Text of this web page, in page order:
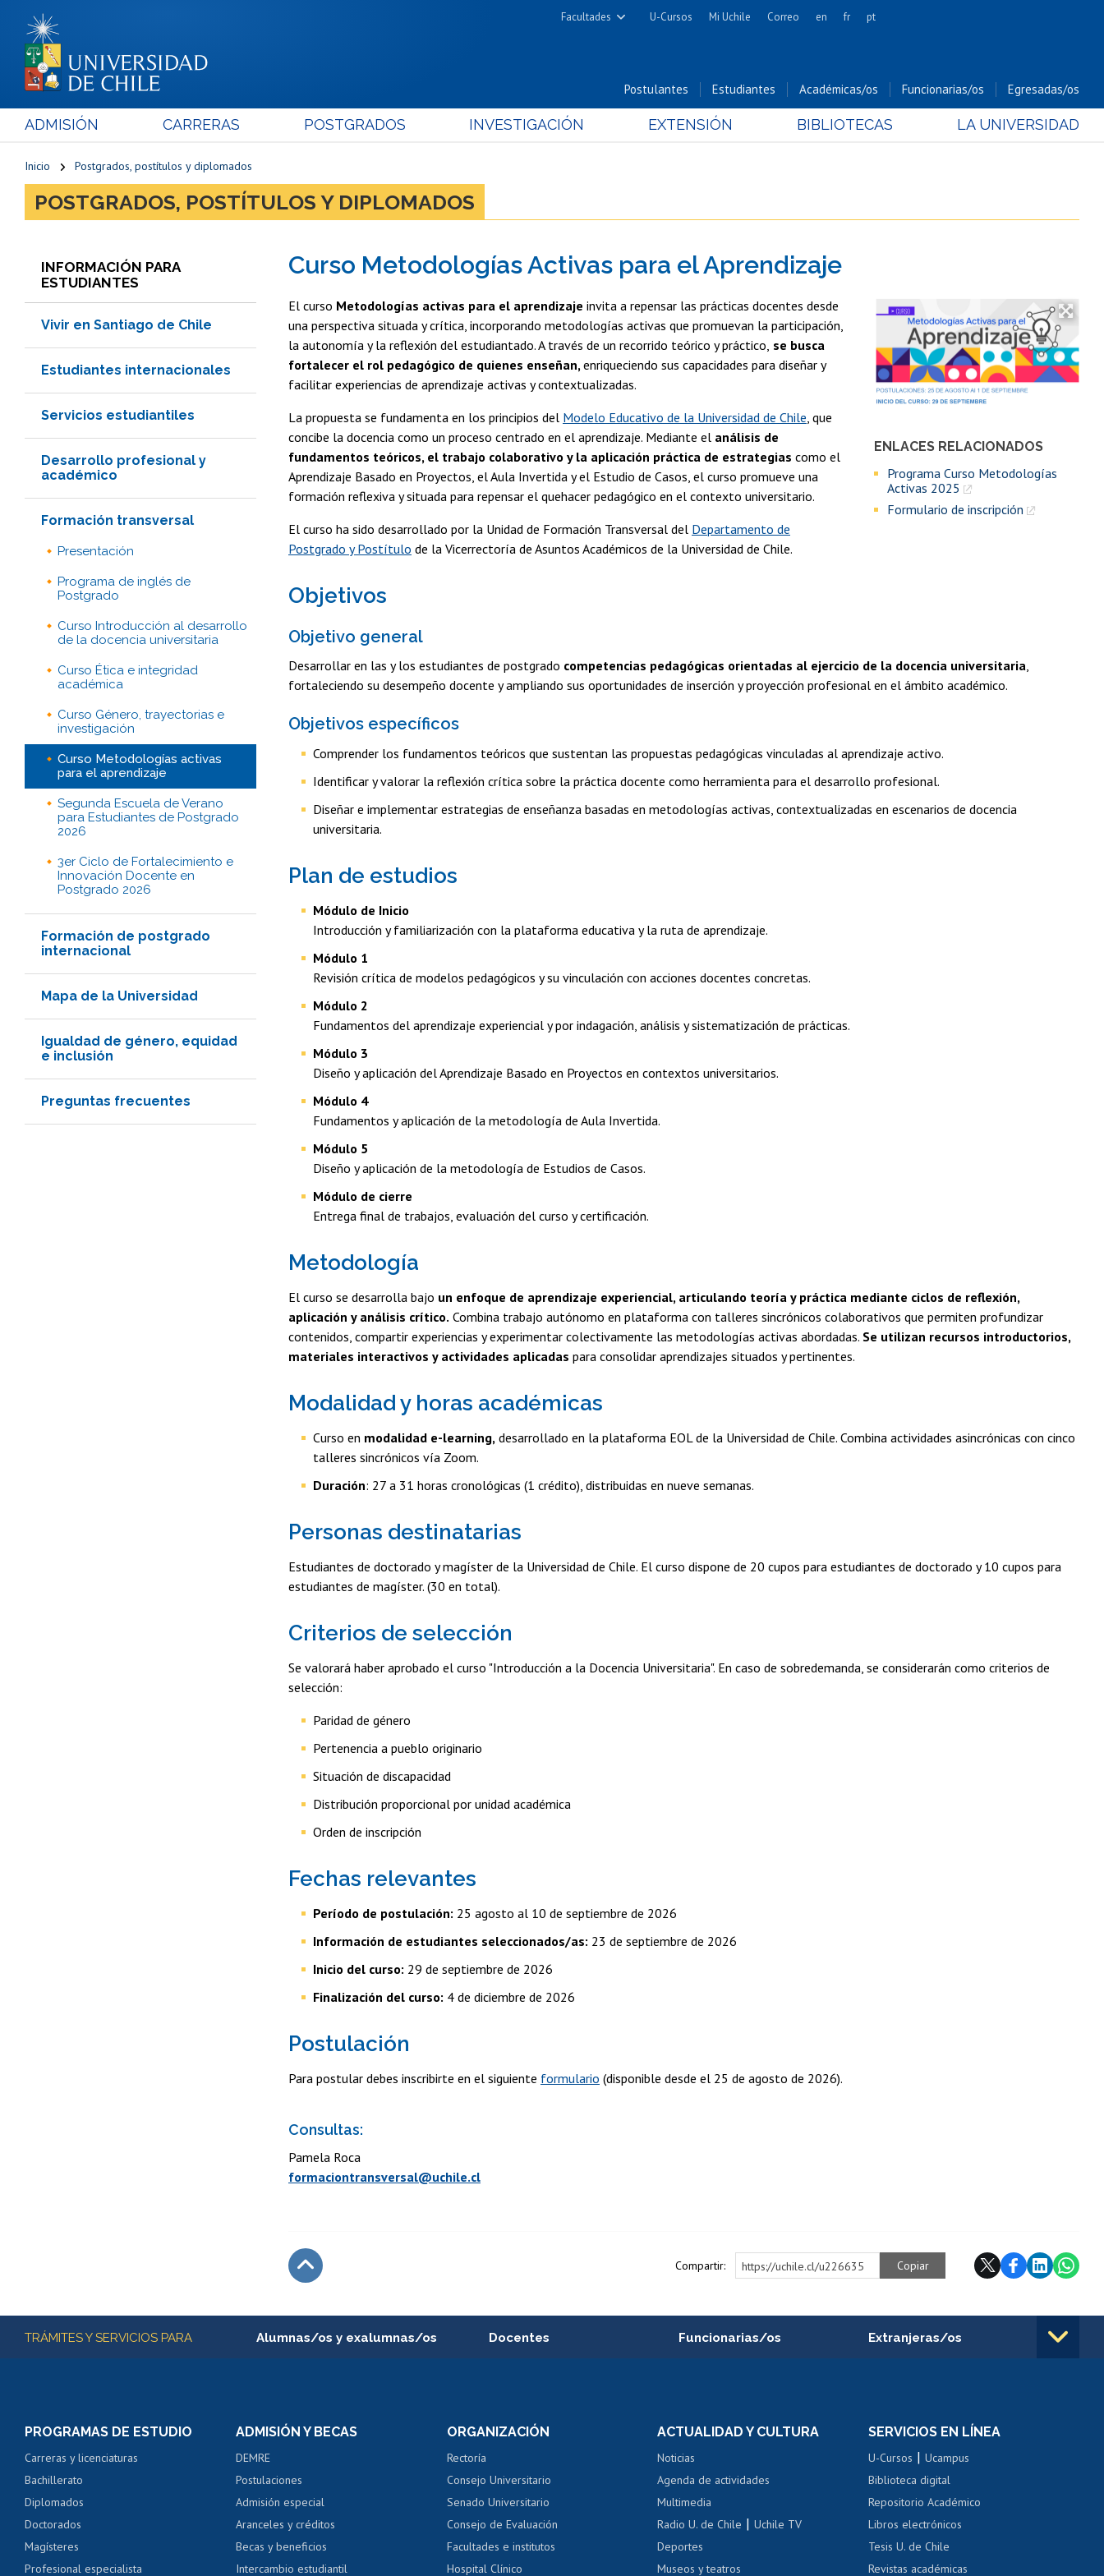
Facultades
Cs. Físicas y Matemáticas
Cs. Forestales y Conservación
Cs. Químicas y Farmacéuticas
Cs. Sociales
Estudios Avanzados en Educación
Estudios Internacionales
Alimentos
Hospital Clínico
U-Cursos Mi Uchile Correo en fr pt
Postulantes Estudiantes Académicas/os Funcionarias/os Egresadas/os
ADMISIÓN CARRERAS POSTGRADOS INVESTIGACIÓN EXTENSIÓN BIBLIOTECAS LA UNIVERSIDAD
Inicio Postgrados, postítulos y diplomados
POSTGRADOS, POSTÍTULOS Y DIPLOMADOS
INFORMACIÓN PARA
ESTUDIANTES
Vivir en Santiago de Chile
Estudiantes internacionales
Servicios estudiantiles
Desarrollo profesional y
académico
Formación transversal
Presentación
Programa de inglés de
Postgrado
Curso Introducción al desarrollo
de la docencia universitaria
Curso Ética e integridad
académica
Curso Género, trayectorias e
investigación
Curso Metodologías activas
para el aprendizaje
Segunda Escuela de Verano
para Estudiantes de Postgrado
2026
3er Ciclo de Fortalecimiento e
Innovación Docente en
Postgrado 2026
Formación de postgrado
internacional
Mapa de la Universidad
Igualdad de género, equidad
e inclusión
Preguntas frecuentes
Curso Metodologías Activas para el Aprendizaje
ENLACES RELACIONADOS
Programa Curso Metodologías
Activas 2025
Formulario de inscripción
El curso Metodologías activas para el aprendizaje invita a repensar las prácticas docentes desde
una perspectiva situada y crítica, incorporando metodologías activas que promuevan la participación,
la autonomía y la reflexión del estudiantado. A través de un recorrido teórico y práctico, se busca
fortalecer el rol pedagógico de quienes enseñan, enriqueciendo sus capacidades para diseñar y
facilitar experiencias de aprendizaje activas y contextualizadas.
La propuesta se fundamenta en los principios del Modelo Educativo de la Universidad de Chile , que
concibe la docencia como un proceso centrado en el aprendizaje. Mediante el análisis de
fundamentos teóricos, el trabajo colaborativo y la aplicación práctica de estrategias como el
Aprendizaje Basado en Proyectos, el Aula Invertida y el Estudio de Casos, el curso promueve una
formación reflexiva y situada para repensar el quehacer pedagógico en el contexto universitario.
El curso ha sido desarrollado por la Unidad de Formación Transversal del Departamento de
Postgrado y Postítulo de la Vicerrectoría de Asuntos Académicos de la Universidad de Chile.
Objetivos
Objetivo general
Desarrollar en las y los estudiantes de postgrado competencias pedagógicas orientadas al ejercicio de la docencia universitaria,
fortaleciendo su desempeño docente y ampliando sus oportunidades de inserción y proyección profesional en el ámbito académico.
Objetivos específicos
Comprender los fundamentos teóricos que sustentan las propuestas pedagógicas vinculadas al aprendizaje activo.
Identificar y valorar la reflexión crítica sobre la práctica docente como herramienta para el desarrollo profesional.
Diseñar e implementar estrategias de enseñanza basadas en metodologías activas, contextualizadas en escenarios de docencia
universitaria.
Plan de estudios
Módulo de Inicio
Introducción y familiarización con la plataforma educativa y la ruta de aprendizaje.
Módulo 1
Revisión crítica de modelos pedagógicos y su vinculación con acciones docentes concretas.
Módulo 2
Fundamentos del aprendizaje experiencial y por indagación, análisis y sistematización de prácticas.
Módulo 3
Diseño y aplicación del Aprendizaje Basado en Proyectos en contextos universitarios.
Módulo 4
Fundamentos y aplicación de la metodología de Aula Invertida.
Módulo 5
Diseño y aplicación de la metodología de Estudios de Casos.
Módulo de cierre
Entrega final de trabajos, evaluación del curso y certificación.
Metodología
El curso se desarrolla bajo un enfoque de aprendizaje experiencial, articulando teoría y práctica mediante ciclos de reflexión,
aplicación y análisis crítico. Combina trabajo autónomo en plataforma con talleres sincrónicos colaborativos que permiten profundizar
contenidos, compartir experiencias y experimentar colectivamente las metodologías activas abordadas. Se utilizan recursos introductorios,
materiales interactivos y actividades aplicadas para consolidar aprendizajes situados y pertinentes.
Modalidad y horas académicas
Curso en modalidad e-learning, desarrollado en la plataforma EOL de la Universidad de Chile. Combina actividades asincrónicas con cinco
talleres sincrónicos vía Zoom.
Duración: 27 a 31 horas cronológicas (1 crédito), distribuidas en nueve semanas.
Personas destinatarias
Estudiantes de doctorado y magíster de la Universidad de Chile. El curso dispone de 20 cupos para estudiantes de doctorado y 10 cupos para
estudiantes de magíster. (30 en total).
Criterios de selección
Se valorará haber aprobado el curso "Introducción a la Docencia Universitaria". En caso de sobredemanda, se considerarán como criterios de
selección:
Paridad de género
Pertenencia a pueblo originario
Situación de discapacidad
Distribución proporcional por unidad académica
Orden de inscripción
Fechas relevantes
Período de postulación: 25 agosto al 10 de septiembre de 2026
Información de estudiantes seleccionados/as: 23 de septiembre de 2026
Inicio del curso: 29 de septiembre de 2026
Finalización del curso: 4 de diciembre de 2026
Postulación
Para postular debes inscribirte en el siguiente formulario (disponible desde el 25 de agosto de 2026).
Consultas:
Pamela Roca
formaciontransversal@uchile.cl
Compartir: https://uchile.cl/u226635 Copiar
Más información
TRÁMITES Y SERVICIOS PARA Alumnas/os y exalumnas/os
Servicio médico y dental
Pago de arancel y crédito alumnos
Pago de arancel y crédito exalumnos
Certificado de títulos y grados
Docentes
Perfeccionamiento
Evaluación docente
Calificación académica
Postulación al AUCAI
Funcionarias/os
Portal de movilidad interna
Certificado de renta
Certificado de renta
Extranjeras/os
Cursos de español
PROGRAMAS DE ESTUDIO
Carreras y licenciaturas
Bachillerato
Diplomados
Doctorados
Magísteres
Profesional especialista
ADMISIÓN Y BECAS
DEMRE
Postulaciones
Admisión especial
Aranceles y créditos
Becas y beneficios
Intercambio estudiantil
ORGANIZACIÓN
Rectoría
Consejo Universitario
Senado Universitario
Consejo de Evaluación
Facultades e institutos
Hospital Clínico
ACTUALIDAD Y CULTURA
Noticias
Agenda de actividades
Multimedia
Radio U. de Chile |Uchile TV
Deportes
Museos y teatros
SERVICIOS EN LÍNEA
U-Cursos |Ucampus
Biblioteca digital
Repositorio Académico
Libros electrónicos
Tesis U. de Chile
Revistas académicas